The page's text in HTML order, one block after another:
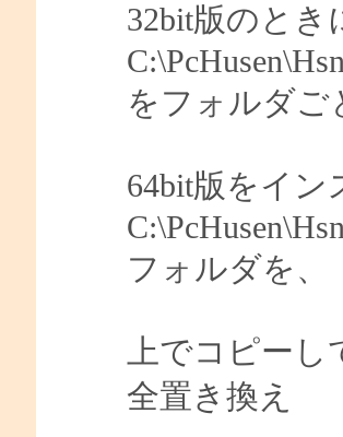
32bit版のとき
をフォルダご
64bit版をイ
フォルダを、
上でコピーし
全置き換え